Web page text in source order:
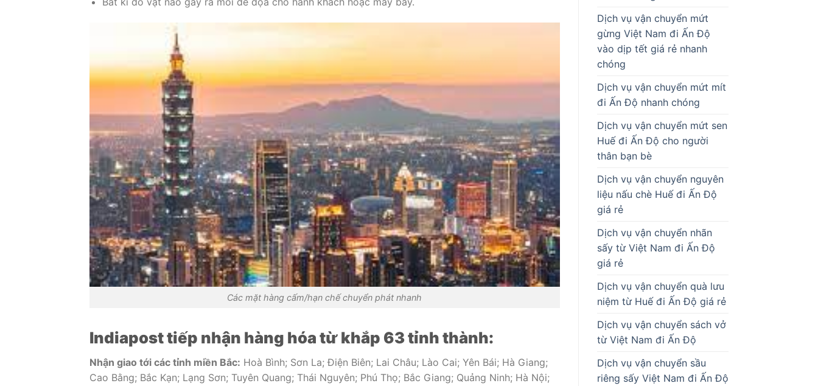
Các mặt hàng cấm/hạn chế chuyển phát nhanh
Indiapost tiếp nhận hàng hóa từ khắp 63 tỉnh thành:
Nhận giao tới các tỉnh miền Bắc: Hoà Bình; Sơn La; Điện Biên; Lai Châu; Lào Cai; Yên Bái; Hà Giang;
Cao Bằng; Bắc Kạn; Lạng Sơn; Tuyên Quang; Thái Nguyên; Phú Thọ; Bắc Giang; Quảng Ninh; Hà Nội;
Dịch vụ vận chuyển mứt
gừng Việt Nam đi Ấn Độ
vào dịp tết giá rẻ nhanh
chóng
Dịch vụ vận chuyển mứt mít
đi Ấn Độ nhanh chóng
Dịch vụ vận chuyển mứt sen
Huế đi Ấn Độ cho người
thân bạn bè
Dịch vụ vận chuyển nguyên
liệu nấu chè Huế đi Ấn Độ
giá rẻ
Dịch vụ vận chuyển nhãn
sấy từ Việt Nam đi Ấn Độ
giá rẻ
Dịch vụ vận chuyển quà lưu
niệm từ Huế đi Ấn Độ giá rẻ
Dịch vụ vận chuyển sách vở
từ Việt Nam đi Ấn Độ
Dịch vụ vận chuyển sầu
riêng sấy Việt Nam đi Ấn Độ